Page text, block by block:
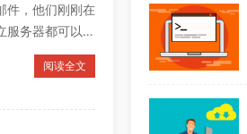
件，他们刚刚在
务器都可以使
阅读全文